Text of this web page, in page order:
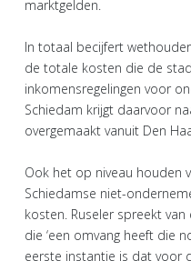
marktgelden.
In totaal becijfert
de totale kosten die de
inkomensregelingen voor
Schiedam krijgt daarvoor
overgemaakt vanuit Den
Ook het op niveau houden
Schiedamse niet-
kosten. Ruseler spreekt van
die ‘een omvang heeft die
eerste instantie is dat voor